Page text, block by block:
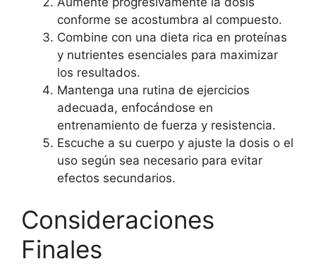
conforme se acostumbra al compuesto.
Combine con una dieta rica en proteínas
y nutrientes esenciales para maximizar
los resultados.
Mantenga una rutina de ejercicios
adecuada, enfocándose en
entrenamiento de fuerza y resistencia.
Escuche a su cuerpo y ajuste la dosis o el
uso según sea necesario para evitar
efectos secundarios.
Consideraciones
Finales